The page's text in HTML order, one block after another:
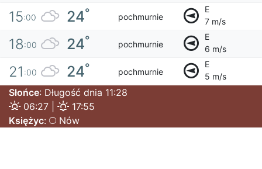
15:00 24° pochmurnie
E
7 m/s
18:00 24° pochmurnie
E
6 m/s
21 :00 24° pochmurnie
E
5 m/s
Słońce: Długość dnia 11:28
06:27 |
17:55
Księżyc: Nów